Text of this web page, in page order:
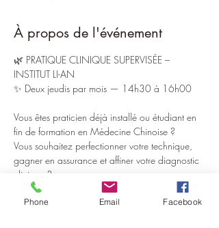
À propos de l'événement
🌿 PRATIQUE CLINIQUE SUPERVISÉE –
INSTITUT LI-AN
✨ Deux jeudis par mois — 14h30 à 16h00
Vous êtes praticien déjà installé ou étudiant en
fin de formation en Médecine Chinoise ?
Vous souhaitez perfectionner votre technique,
gagner en assurance et affiner votre diagnostic
clinique ?
L’Institut Li-An ouvre ses portes pour des sessions
Phone Email Facebook